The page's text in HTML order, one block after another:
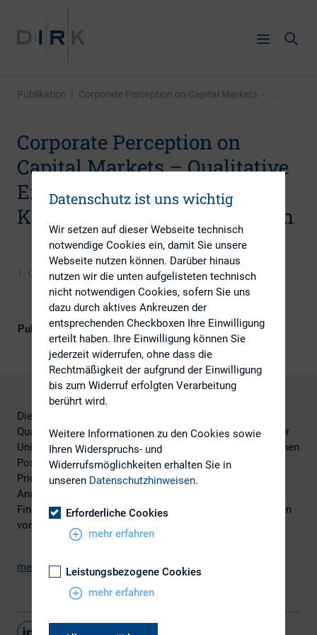
Publikation | Corporate Perception on Capital Markets – ...
Corporate Perception on
Capital Markets – Qualitative
Erfolgsfaktoren der
Kapitalmarktkommunikation
1. Oktober 2007
Publikationsform DIRK-Publikationen
Die Studie „Corporate Perception on Capital Markets –
Qualitative Erfolgsfaktoren der Finanzkommunikation“ der
Universität St. Gallen in Zusammenarbeit mit der Deutschen
Post World Net, der ING Group, der Pfleiderer AG, der
Pricewaterhouse-Coopers AG und der RWE AG beweist:
Analysten und Investoren bewerten nicht nur
Finanzkennzahlen, sondern auch qualitative Eigenschaften
von Unternehmen.
mehr (pdf-Datei, 310KB)
Teilen
Datenschutz ist uns wichtig
Wir setzen auf dieser Webseite technisch
notwendige Cookies ein, damit Sie unsere
Webseite nutzen können. Darüber hinaus
nutzen wir die unten aufgelisteten technisch
nicht notwendigen Cookies, sofern Sie uns
dazu durch aktives Ankreuzen der
entsprechenden Checkboxen Ihre Einwilligung
erteilt haben. Ihre Einwilligung können Sie
jederzeit widerrufen, ohne dass die
Rechtmäßigkeit der aufgrund der Einwilligung
bis zum Widerruf erfolgten Verarbeitung
berührt wird.
Weitere Informationen zu den Cookies sowie
Ihren Widerspruchs- und
Widerrufsmöglichkeiten erhalten Sie in
unseren Datenschutzhinweisen.
Erforderliche Cookies
mehr erfahren
Leistungsbezogene Cookies
mehr erfahren